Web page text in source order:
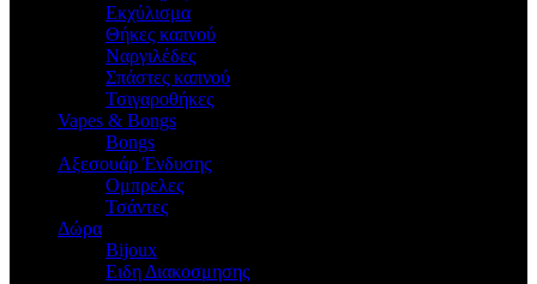
Εκχύλισμα
Θήκες καπνού
Ναργιλέδες
Σπάστες καπνού
Τσιγαροθήκες
Vapes & Bongs
Bongs
Αξεσουάρ Ένδυσης
Oμπρελες
Τσάντες
Δώρα
Bijoux
Eιδη Διακοσμησης